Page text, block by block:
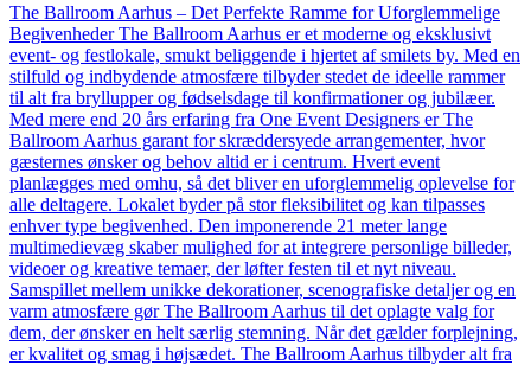
The Ballroom Aarhus – Det Perfekte Ramme for Uforglemmelige
Begivenheder The Ballroom Aarhus er et moderne og eksklusivt
event- og festlokale, smukt beliggende i hjertet af smilets by. Med en
stilfuld og indbydende atmosfære tilbyder stedet de ideelle rammer
til alt fra bryllupper og fødselsdage til konfirmationer og jubilæer.
Med mere end 20 års erfaring fra One Event Designers er The
Ballroom Aarhus garant for skræddersyede arrangementer, hvor
gæsternes ønsker og behov altid er i centrum. Hvert event
planlægges med omhu, så det bliver en uforglemmelig oplevelse for
alle deltagere. Lokalet byder på stor fleksibilitet og kan tilpasses
enhver type begivenhed. Den imponerende 21 meter lange
multimedievæg skaber mulighed for at integrere personlige billeder,
videoer og kreative temaer, der løfter festen til et nyt niveau.
Samspillet mellem unikke dekorationer, scenografiske detaljer og en
varm atmosfære gør The Ballroom Aarhus til det oplagte valg for
dem, der ønsker en helt særlig stemning. Når det gælder forplejning,
er kvalitet og smag i højsædet. The Ballroom Aarhus tilbyder alt fra